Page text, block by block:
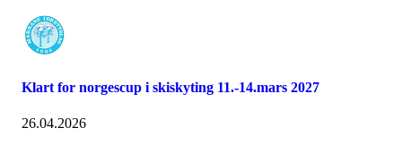
Klart for norgescup i skiskyting 11.-14.mars 2027
26.04.2026